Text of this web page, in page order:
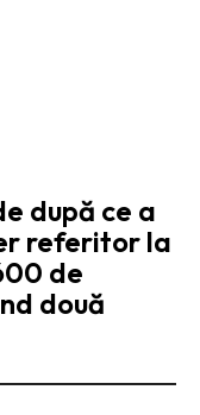
după ce a
referitor la
de
două